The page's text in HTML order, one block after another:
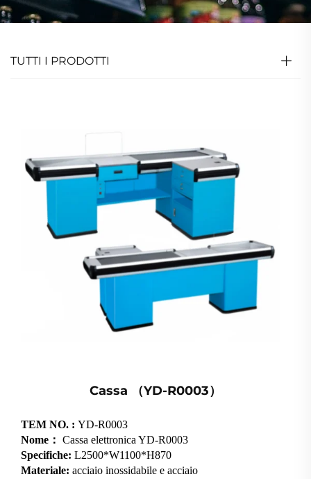
TUTTI I PRODOTTI
Cassa （YD-R0003）
TEM NO. : YD-R0003
Nome： Cassa elettronica YD-R0003
Specifiche: L2500*W1100*H870
Materiale: acciaio inossidabile e acciaio